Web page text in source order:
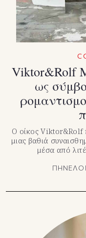
Viktor&Rolf
ως
Ο οίκος Viktor&Rolf
μιας βαθιά
μέσα από